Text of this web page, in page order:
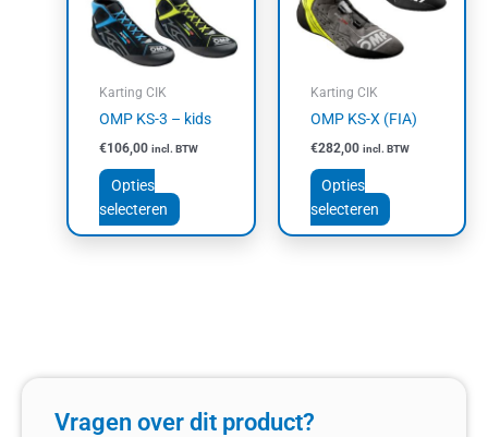
Karting CIK
OMP KS-3 – kids
€106,00 incl. BTW
Opties
selecteren
variaties.
Deze
optie
worden
op
productpagina
Karting CIK
OMP KS-X (FIA)
€282,00 incl. BTW
Opties
selecteren
variaties.
Deze
optie
worden
op
Vragen over dit product?